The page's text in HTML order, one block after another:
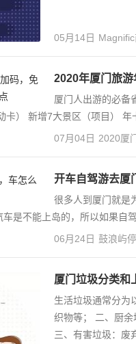
05月14日
2020年厦门旅
厦门人出游的必备
卡） 新增7大景区（项目）
07月04日 2020厦
开车自驾游去厦
很多人到厦门就是
是不能上岛的，所以如果自
06月24日 鼓浪屿
厦门垃圾分类和
生活垃圾通常分为
织物等； 二、厨余
三、有害垃圾：废